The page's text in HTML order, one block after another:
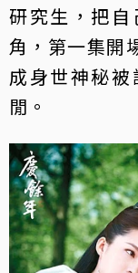
研究生，把
角，第一集開
成身世神秘
閒。